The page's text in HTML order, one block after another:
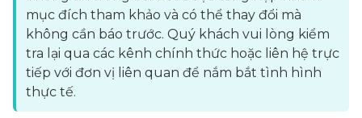
mục đích tham khảo và có thể thay đổi mà
không cần báo trước. Quý khách vui lòng kiểm
tra lại qua các kênh chính thức hoặc liên hệ trực
tiếp với đơn vị liên quan để nắm bắt tình hình
thực tế.